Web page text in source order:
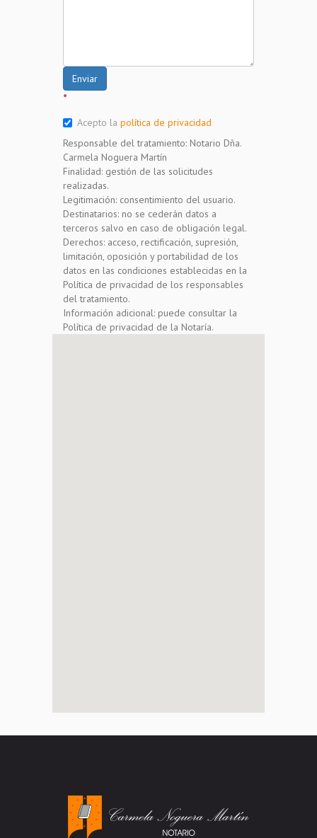
Enviar
*
Acepto la política de privacidad
Responsable del tratamiento: Notario Dña.
Carmela Noguera Martín
Finalidad: gestión de las solicitudes
realizadas.
Legitimación: consentimiento del usuario.
Destinatarios: no se cederán datos a
terceros salvo en caso de obligación legal.
Derechos: acceso, rectificación, supresión,
limitación, oposición y portabilidad de los
datos en las condiciones establecidas en la
Política de privacidad de los responsables
del tratamiento.
Información adicional: puede consultar la
Política de privacidad de la Notaría.